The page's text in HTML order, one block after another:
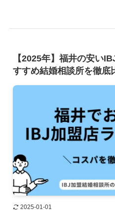
【2025年】福井の安い
すすめ結婚相談所を徹底
2025-01-01